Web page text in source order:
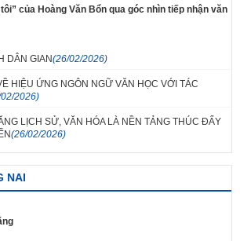
của Hoàng Văn Bổn qua góc nhìn tiếp nhận văn
DÂN GIAN(26/02/2026)
HIỆU ỨNG NGÔN NGỮ VĂN HỌC VỚI TÁC
2026)
LỊCH SỬ, VĂN HÓA LÀ NỀN TẢNG THÚC ĐẨY
(26/02/2026)
NAI